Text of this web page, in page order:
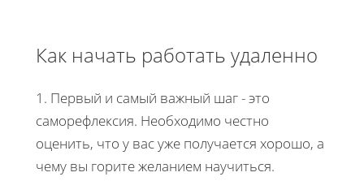
Как начать работать удаленно
1. Первый и самый важный шаг - это
саморефлексия. Необходимо честно
оценить, что у вас уже получается хорошо, а
чему вы горите желанием научиться.